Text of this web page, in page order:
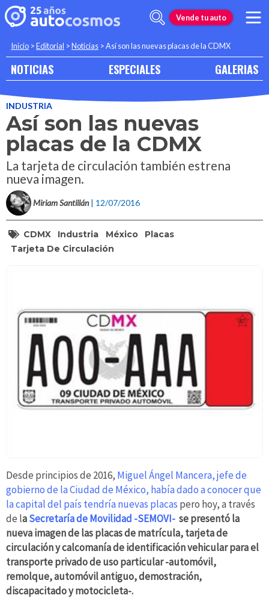
Vende tu auto
Inicio >Editorial >Noticias >Así son las nuevas placas de la CDMX
NOTICIAS ESPECIALES GALERIAS
INDUSTRIA
Así son las nuevas
placas de la CDMX
La tarjeta de circulación también estrena
nueva imagen.
Miriam Santillán | 12/07/2016
CDMX Industria México
Placas
Tarjeta De Circulación
Desde principios de 2016, Miguel Ángel Mancera, jefe de
gobierno de la Ciudad de México, había dado a conocer que
la capital del país tendría nuevas placas pero hoy, a través
de laSecretaría de Movilidad -SEMOVI- se presentó la
nueva imagen de las placas de matrícula, tarjeta de
circulación y calcomanía de identificación vehicular para el
transporte privado de uso particular -automóvil,
remolque, automóvil antiguo, demostración,
discapacitado y motocicleta-.